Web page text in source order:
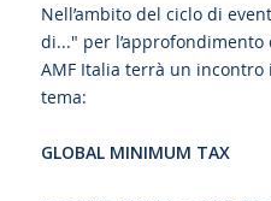
Nell’ambito del ciclo di
di..." per
AMF Italia terrà un incontro
tema:
GLOBAL MINIMUM TAX